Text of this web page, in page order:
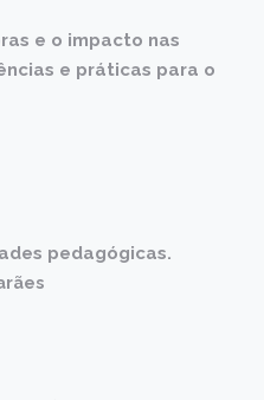
e o impacto nas
e práticas para o
pedagógicas.